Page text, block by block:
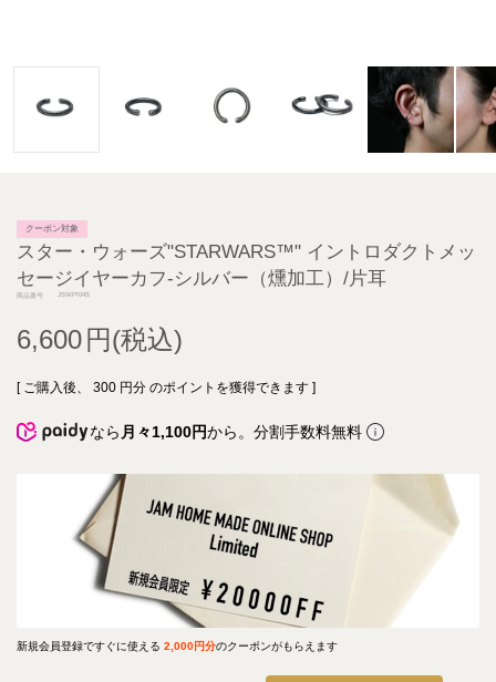
クーポン対象
スター・ウォーズ"STARWARS™" イントロダクトメッ
セージイヤーカフ-シルバー（燻加工）/片耳
商品番号 JSWPI04S
6,600
[ ご購入後、 300 円分 のポイントを獲得できます ]
なら 月々1,100円から。分割手数料無料
新規会員登録ですぐに使える 2,000円分のクーポンがもらえます